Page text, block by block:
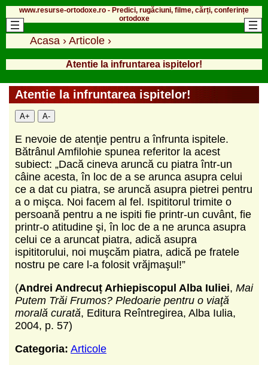
www.resurse-ortodoxe.ro - Predici, rugăciuni, filme, cărți, conferințe
ortodoxe
Acasa › Articole ›
Atentie la infruntarea ispitelor!
Atentie la infruntarea ispitelor!
A+ A-
E nevoie de atenţie pentru a înfrunta ispitele.
Bătrânul Amfilohie spunea referitor la acest
subiect: „Dacă cineva aruncă cu piatra într-un
câine acesta, în loc de a se arunca asupra celui
ce a dat cu piatra, se aruncă asupra pietrei pentru
a o mişca. Noi facem al fel. Ispititorul trimite o
persoană pentru a ne ispiti fie printr-un cuvânt, fie
printr-o atitudine şi, în loc de a ne arunca asupra
celui ce a aruncat piatra, adică asupra
ispititorului, noi muşcăm piatra, adică pe fratele
nostru pe care l-a folosit vrăjmaşul!”
(Andrei Andrecuț Arhiepiscopul Alba Iuliei, Mai
Putem Trăi Frumos? Pledoarie pentru o viaţă
morală curată, Editura Reîntregirea, Alba Iulia,
2004, p. 57)
Categoria: Articole